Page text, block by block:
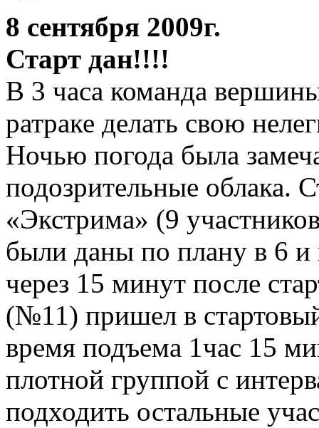
8 сентября 2009г.
Старт дан!!!!
В 3 часа команда
ратраке делать свою
Ночью погода была
подозрительные облака.
«Экстрима» (9
были даны по плану в 6 и
через 15 минут после
(№11) пришел в
время подъема 1час 15
плотной группой с
подходить остальные